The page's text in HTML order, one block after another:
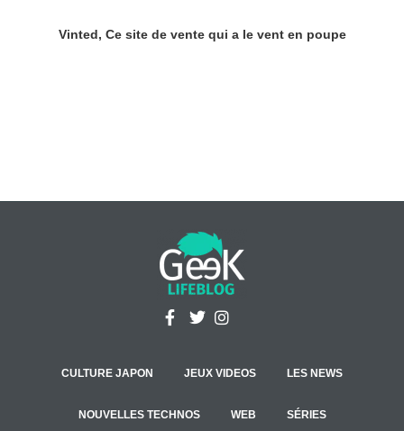
Vinted, Ce site de vente qui a le vent en poupe
CULTURE JAPON JEUX VIDEOS LES NEWS
NOUVELLES TECHNOS WEB SÉRIES